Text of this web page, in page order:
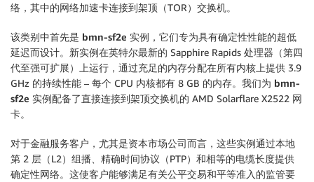
络，其中的网络加速卡连接到架顶（TOR）交换机。
该类别中首先是 bmn-sf2e 实例，它们专为具有确定性性能的超低
延迟而设计。新实例在英特尔最新的 Sapphire Rapids 处理器（第四
代至强可扩展）上运行，通过充足的内存分配在所有内核上提供 3.9
GHz 的持续性能 – 每个 CPU 内核都有 8 GB 的内存。我们为 bmn-
sf2e 实例配备了直接连接到架顶交换机的 AMD Solarflare X2522 网
卡。
对于金融服务客户，尤其是资本市场公司而言，这些实例通过本地
第 2 层（L2）组播、精确时间协议（PTP）和相等的电缆长度提供
确定性网络。这使客户能够满足有关公平交易和平等准入的监管要